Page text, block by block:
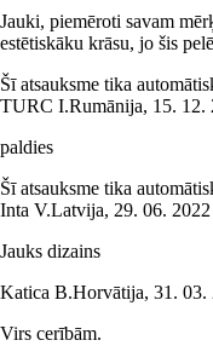
Jauki, piemēroti savam
estētiskāku krāsu, jo šis
Šī atsauksme tika
TURC I.Rumānija, 15. 12.
paldies
Šī atsauksme tika
Inta V.Latvija, 29. 06. 2022
Jauks dizains
Katica B.Horvātija, 31. 03.
Virs cerībām.